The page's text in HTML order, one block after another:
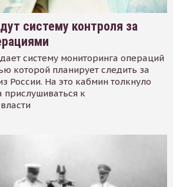
систему контроля за
систему мониторинга операций
которой планирует следить за
России. На это кабмин толкнуло
прислушиваться к